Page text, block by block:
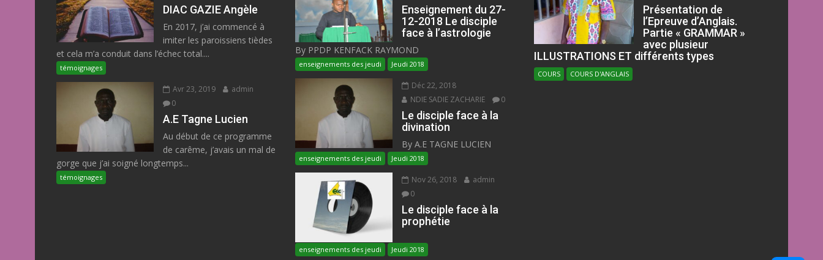
DIAC GAZIE Angèle
En 2017, j’ai commencé à
imiter les paroissiens tièdes
et cela m’a conduit dans l’échec total....
témoignages
Avr 23, 2019
admin
0
A.E Tagne Lucien
Au début de ce programme
de carême, j’avais un mal de
gorge que j’ai soigné longtemps...
témoignages
Enseignement du 27-
12-2018 Le disciple
face à l’astrologie
By PPDP KENFACK RAYMOND
enseignements des jeudi Jeudi 2018
Déc 22, 2018
NDIE SADIE ZACHARIE
0
Le disciple face à la
divination
By A.E TAGNE LUCIEN
enseignements des jeudi Jeudi 2018
Nov 26, 2018
admin
0
Le disciple face à la
prophétie
enseignements des jeudi Jeudi 2018
Présentation de
l’Epreuve d’Anglais.
Partie « GRAMMAR »
avec plusieur
ILLUSTRATIONS ET différents types
COURS COURS D'ANGLAIS